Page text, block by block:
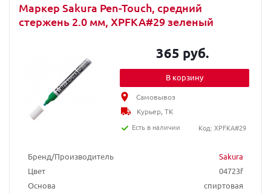
Маркер Sakura Pen-Touch, средний
стержень 2.0 мм, XPFKA#29 зеленый
Бренд/Производитель
Sakura
Цвет
04723f
Основа
спиртовая
365 руб.
В корзину
Самовывоз
Курьер, ТК
Есть в наличии
Код: XPFKA#29